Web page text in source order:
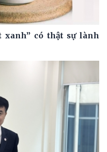
xanh” có thật sự lành